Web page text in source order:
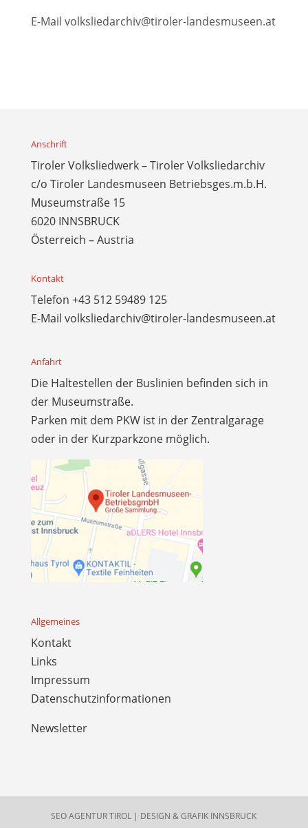
E-Mail volksliedarchiv@tiroler-landesmuseen.at
Anschrift
Tiroler Volksliedwerk – Tiroler Volksliedarchiv
c/o Tiroler Landesmuseen Betriebsges.m.b.H.
Museumstraße 15
6020 INNSBRUCK
Österreich – Austria
Kontakt
Telefon +43 512 59489 125
E-Mail volksliedarchiv@tiroler-landesmuseen.at
Anfahrt
Die Haltestellen der Buslinien befinden sich in
der Museumstraße.
Parken mit dem PKW ist in der Zentralgarage
oder in der Kurzparkzone möglich.
Allgemeines
Kontakt
Links
Impressum
Datenschutzinformationen
Newsletter
SEO AGENTUR TIROL | DESIGN & GRAFIK INNSBRUCK